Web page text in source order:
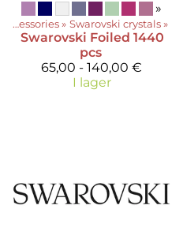
»
Accessories ‪» Swarovski crystals ‪»
Swarovski Foiled 1440
pcs
65,00 - 140,00 €
I lager
Produkter ‪»